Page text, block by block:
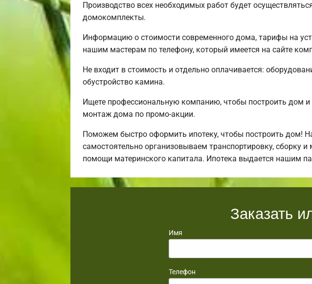
Производство всех необходимых работ будет
домокомплекты.
Информацию о стоимости современного дома, тарифы на
нашим мастерам по телефону, который имеется на сайте
Не входит в стоимость и отдельно оплачивается:
обустройство камина.
Ищете профессиональную компанию, чтобы построить дом
монтаж дома по промо-акции.
Поможем быстро оформить ипотеку, чтобы построить дом!
самостоятельно организовываем транспортировку,
помощи материнского капитала. Ипотека выдается нашим
Заказать
Имя
Телефон